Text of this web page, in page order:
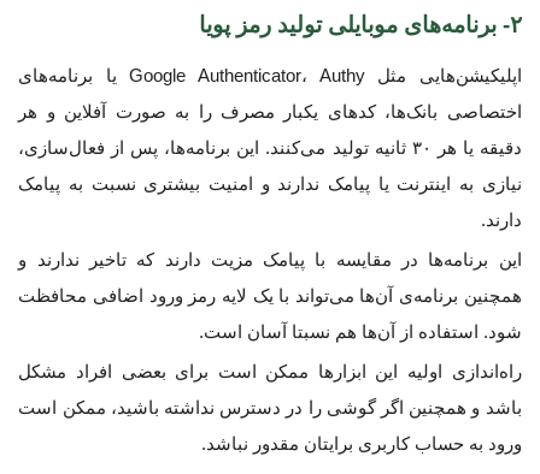
۲- برنامه‌های موبایلی تولید رمز پویا
اپلیکیشن‌هایی مثل Google Authenticator، Authy یا برنامه‌های
اختصاصی بانک‌ها، کدهای یکبار مصرف را به صورت آفلاین و هر
دقیقه یا هر ۳۰ ثانیه تولید می‌کنند. این برنامه‌ها، پس از فعال‌سازی،
نیازی به اینترنت یا پیامک ندارند و امنیت بیشتری نسبت به پیامک
دارند.
این برنامه‌ها در مقایسه با پیامک مزیت دارند که تاخیر ندارند و
همچنین برنامه‌ی آن‌ها می‌تواند با یک لایه رمز ورود اضافی محافظت
شود. استفاده از آن‌ها هم نسبتا آسان است.
راه‌اندازی اولیه این ابزارها ممکن است برای بعضی افراد مشکل
باشد و همچنین اگر گوشی را در دسترس نداشته باشید، ممکن است
ورود به حساب کاربری برایتان مقدور نباشد.